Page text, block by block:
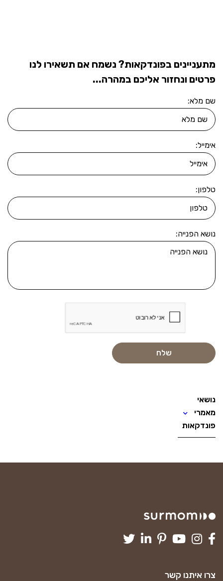
מתעניינים בפונדקאות? נשמח אם תשאירו לנו
פרטים ונחזור אליכם במהרה...
שם מלא:
אימייל:
טלפון:
נושא הפנייה:
נושאי
מאמרי
פונדקאות
צרו איתנו קשר